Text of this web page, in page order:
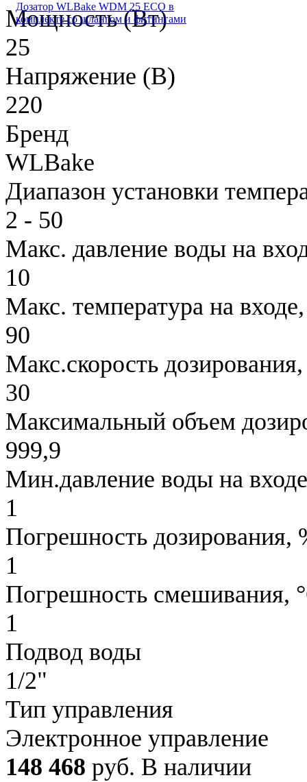
Дозатор WLBake WDM 25 ECO в
комплекте со шлангом и фитингами
Мощность (Вт)
25
Напряжение (В)
220
Бренд
WLBake
Диапазон установки
2 - 50
Макс. давление воды на
10
Макс. температура на
90
Макс.скорость
30
Максимальный объем
999,9
Мин.давление воды на
1
Погрешность дозирования,
1
Погрешность смешивания,
1
Подвод воды
1/2"
Тип управления
Электронное управление
148 468 руб. В наличии